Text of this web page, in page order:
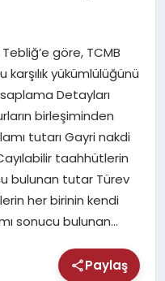
göre, TCMB
karşılık yükümlülüğünü
Detayları
birleşiminden
tutarı Gayri nakdi
taahhütlerin
bulunan tutar Türev
her birinin kendi
sonucu bulunan…
Paylaş